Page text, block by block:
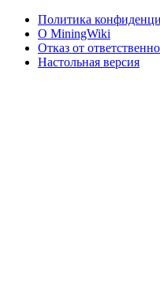
Политика
О MiningWiki
Отказ от
Настольная версия